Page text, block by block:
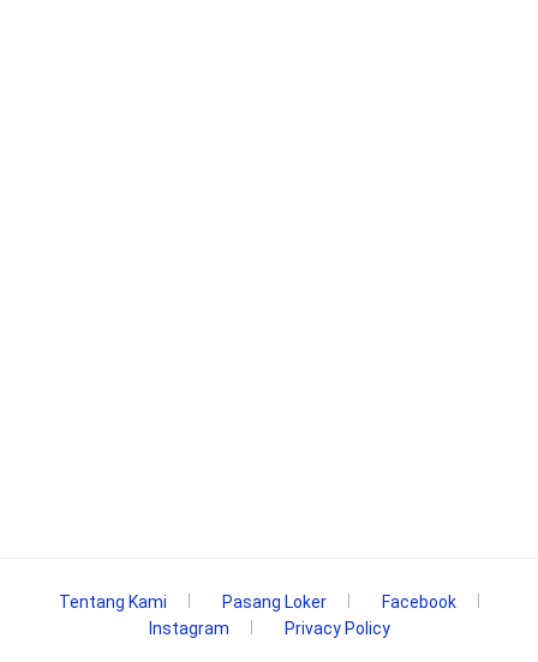
Tentang Kami Pasang Loker
Facebook
Instagram
Privacy Policy